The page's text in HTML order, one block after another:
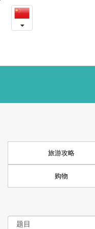
更
多
光
讯
旅游攻略
购物